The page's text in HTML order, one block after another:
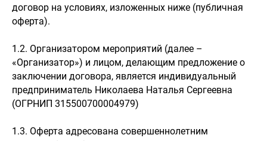
договор на условиях, изложенных ниже (публичная
оферта).
1.2. Организатором мероприятий (далее –
«Организатор») и лицом, делающим предложение о
заключении договора, является индивидуальный
предприниматель Николаева Наталья Сергеевна
(ОГРНИП 315500700004979)
1.3. Оферта адресована совершеннолетним